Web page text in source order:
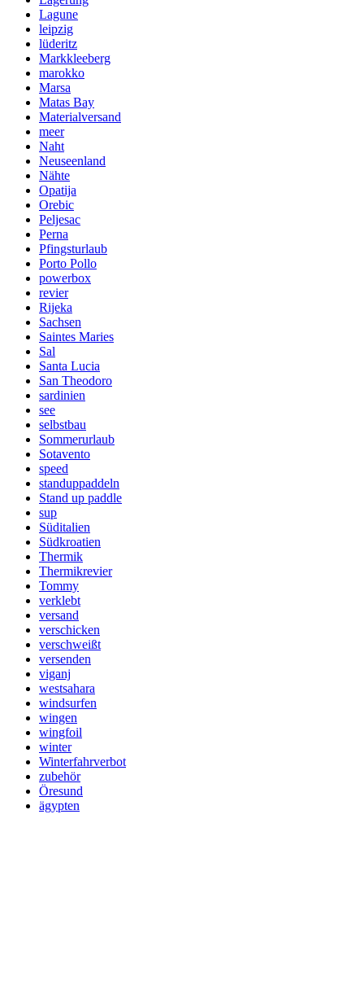
Lagune
leipzig
lüderitz
Markkleeberg
marokko
Marsa
Matas Bay
Materialversand
meer
Naht
Neuseenland
Nähte
Opatija
Orebic
Peljesac
Perna
Pfingsturlaub
Porto Pollo
powerbox
revier
Rijeka
Sachsen
Saintes Maries
Sal
Santa Lucia
San Theodoro
sardinien
see
selbstbau
Sommerurlaub
Sotavento
speed
standuppaddeln
Stand up paddle
sup
Süditalien
Südkroatien
Thermik
Thermikrevier
Tommy
verklebt
versand
verschicken
verschweißt
versenden
viganj
westsahara
windsurfen
wingen
wingfoil
winter
Winterfahrverbot
zubehör
Öresund
ägypten